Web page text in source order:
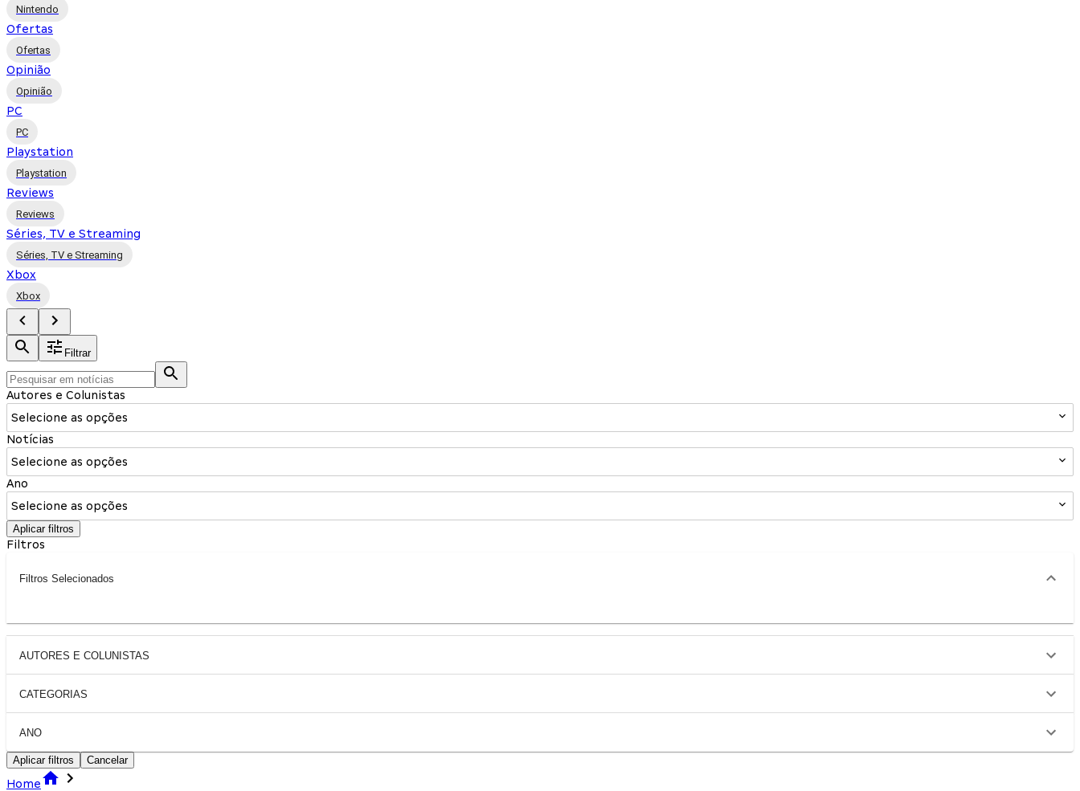
Nintendo
Ofertas
Ofertas
Opinião
Opinião
PC
PC
Playstation
Playstation
Reviews
Reviews
Séries, TV e Streaming
Séries, TV e Streaming
Xbox
Xbox
Filtrar
Autores e Colunistas
Selecione as opções
Notícias
Selecione as opções
Ano
Selecione as opções
Aplicar filtros
Filtros
Filtros Selecionados
AUTORES E COLUNISTAS
CATEGORIAS
ANO
Aplicar filtros Cancelar
Home